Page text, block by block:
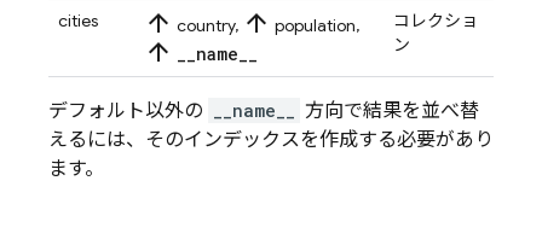
cities
arrow_upward country, arrow_upward population,
arrow_upward __name__
コレクショ
ン
デフォルト以外の __name__
方向で結果を並べ替
えるには、そのインデックスを作成する必要があり
ます。